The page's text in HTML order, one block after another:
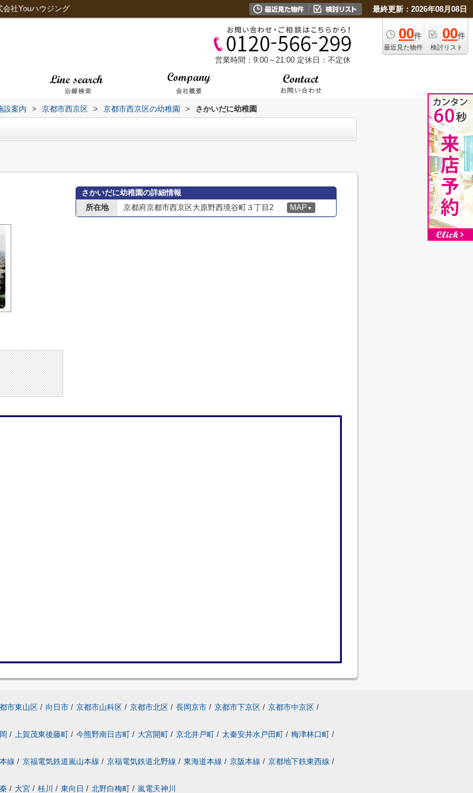
社Youハウジング 最終更新：2026年08月08日
00件
最近見た物件
00件
検討リスト
営業時間：9:00～21:00 定休日：不定休
設案内 > 京都市西京区 > 京都市西京区の幼稚園 > さかいだに幼稚園
さかいだに幼稚園の詳細情報
所在地
京都府京都市西京区大原野西境谷町３丁目2 MAP ▼
市東山区 / 向日市 / 京都市山科区 / 京都市北区 / 長岡京市 / 京都市下京区 / 京都市中京区 /
/ 上賀茂東後藤町 / 今熊野南日吉町 / 大宮開町 / 京北井戸町 / 太秦安井水戸田町 / 梅津林口町 /
線 / 京福電気鉄道嵐山本線 / 京福電気鉄道北野線 / 東海道本線 / 京阪本線 / 京都地下鉄東西線 /
/ 大宮 / 桂川 / 東向日 / 北野白梅町 / 嵐電天神川